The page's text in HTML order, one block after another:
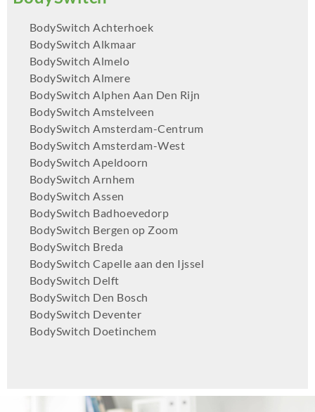
BodySwitch Achterhoek
BodySwitch Alkmaar
BodySwitch Almelo
BodySwitch Almere
BodySwitch Alphen Aan Den Rijn
BodySwitch Amstelveen
BodySwitch Amsterdam-Centrum
BodySwitch Amsterdam-West
BodySwitch Apeldoorn
BodySwitch Arnhem
BodySwitch Assen
BodySwitch Badhoevedorp
BodySwitch Bergen op Zoom
BodySwitch Breda
BodySwitch Capelle aan den Ijssel
BodySwitch Delft
BodySwitch Den Bosch
BodySwitch Deventer
BodySwitch Doetinchem
BodySwitch Emmen